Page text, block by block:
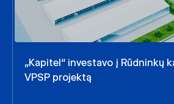
„Kapitel“ investavo į Rūdninkų
VPSP projektą